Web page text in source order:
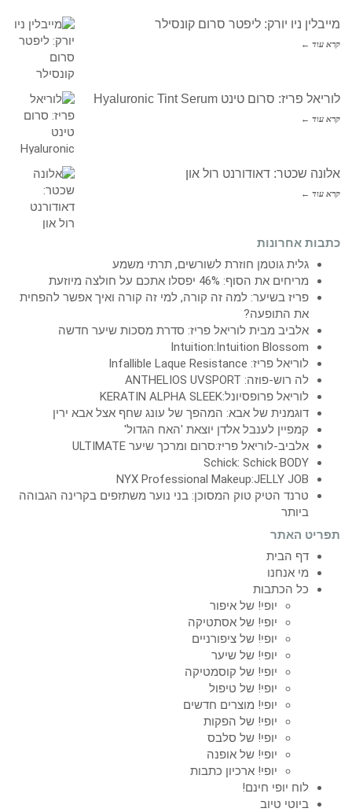
מייבלין ניו יורק: ליפטר סרום קונסילר
קרא עוד ←
לוריאל פריז: סרום טינט Hyaluronic Tint Serum
קרא עוד ←
אלונה שכטר: דאודורנט רול און
קרא עוד ←
כתבות אחרונות
גלית גוטמן חוזרת לשורשים, תרתי משמע
מריחים את הסוף: 46% יפסלו אתכם על חולצה מיוזעת
פריז בשיער: למה זה קורה, למי זה קורה ואיך אפשר להפחית
את התופעה?
אלביב מבית לוריאל פריז: סדרת מסכות שיער חדשה
Intuition:Intuition Blossom
לוריאל פריז: Infallible Laque Resistance
לה רוש-פוזה: ANTHELIOS UVSPORT
לוריאל פרופסיונל:KERATIN ALPHA SLEEK
דוגמנית של אבא: המהפך של עונג שחף אצל אבא ירין
קמפיין לענבל אלדן יוצאת 'האח הגדול'
אלביב-לוריאל פריז:סרום ומרכך שיער ULTIMATE
Schick: Schick BODY
NYX Professional Makeup:JELLY JOB
טרנד הטיק טוק המסוכן: בני נוער משתזפים בקרינה הגבוהה
ביותר
תפריט האתר
דף הבית
מי אנחנו
כל הכתבות
יופי! של איפור
יופי! של אסתטיקה
יופי! של ציפורניים
יופי! של שיער
יופי! של קוסמטיקה
יופי! של טיפול
יופי! מוצרים חדשים
יופי! של הפקות
יופי! של סלבס
יופי! של אופנה
יופי! ארכיון כתבות
לוח יופי חינם!
ביוטי טיוב